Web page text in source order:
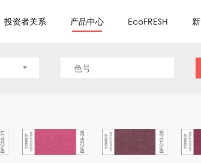
投资者关系 产品中心 EcoFRESH